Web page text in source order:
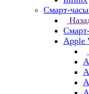
Смарт-
Apple